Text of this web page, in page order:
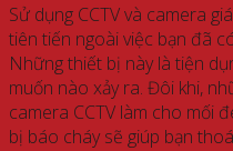
Sử dụng CCTV và camera
tiên tiến ngoài việc bạn đã
Những thiết bị này là tiện
muốn nào xảy ra. Đôi khi,
camera CCTV làm cho mối
bị báo cháy sẽ giúp bạn